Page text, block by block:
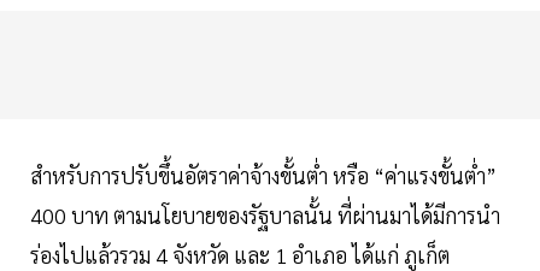
สำหรับการปรับขึ้นอัตราค่าจ้างขั้นต่ำ หรือ “ค่าแรงขั้นต่ำ”
400 บาท ตามนโยบายของรัฐบาลนั้น ที่ผ่านมาได้มีการนำ
ร่องไปแล้วรวม 4 จังหวัด และ 1 อำเภอ ได้แก่ ภูเก็ต